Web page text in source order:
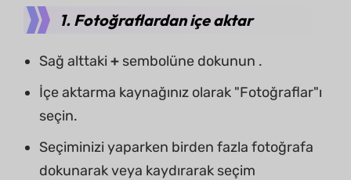
1. Fotoğraflardan içe aktar
Sağ alttaki + sembolüne dokunun .
İçe aktarma kaynağınız olarak "Fotoğraflar"ı
seçin.
Seçiminizi yaparken birden fazla fotoğrafa
dokunarak veya kaydırarak seçim